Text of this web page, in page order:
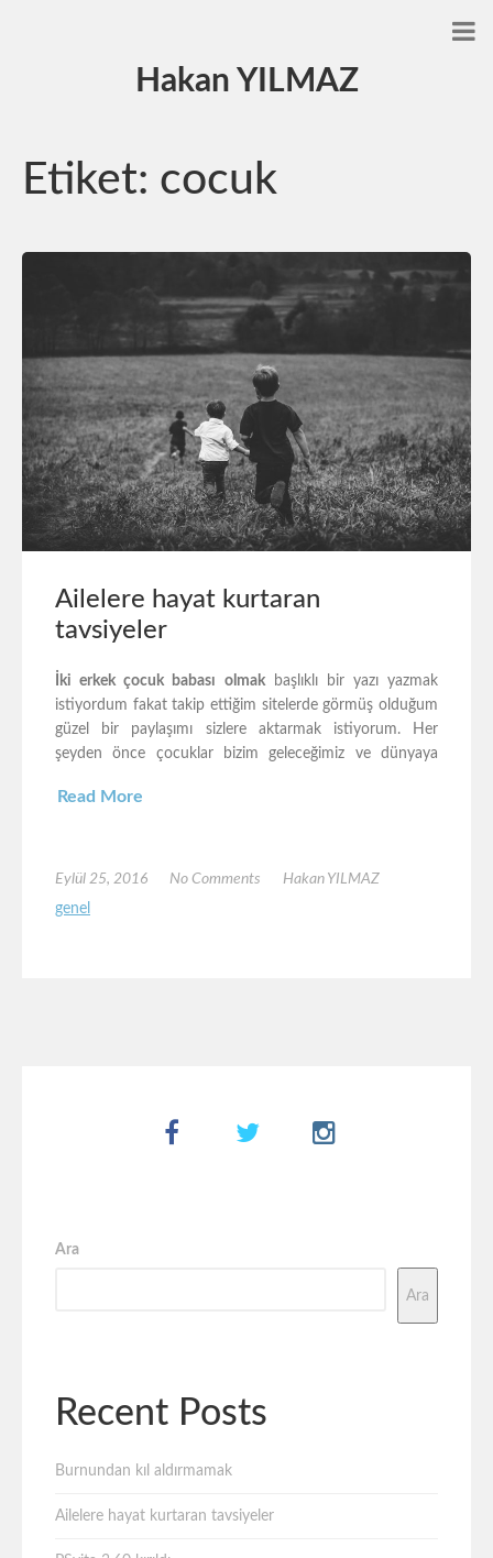
Hakan YILMAZ
Etiket: cocuk
Ailelere hayat kurtaran
tavsiyeler
İki erkek çocuk babası olmakbaşlıklı bir yazı yazmak
istiyordum fakat takip ettiğim sitelerde görmüş olduğum
güzel bir paylaşımı sizlere aktarmak istiyorum. Her
şeyden önce çocuklar bizim geleceğimiz ve dünyaya
Read More
Eylül 25, 2016 No Comments
Hakan YILMAZ
genel
Ara
Ara
Recent Posts
Burnundan kıl aldırmamak
Ailelere hayat kurtaran tavsiyeler